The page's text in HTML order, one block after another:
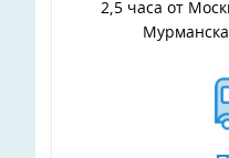
2,5 часа от